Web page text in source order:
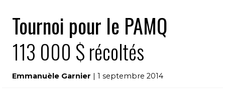
Tournoi pour le PAMQ
113 000 $ récoltés
Emmanuèle Garnier | 1 septembre 2014